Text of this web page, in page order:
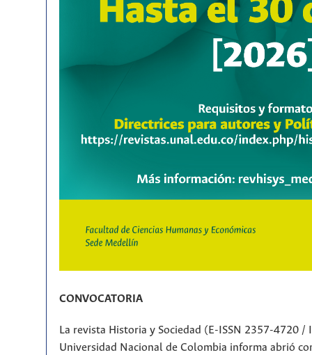
CONVOCATORIA
La revista Historia y Sociedad (E-ISSN 2357-4720 /
Universidad Nacional de Colombia informa abrió